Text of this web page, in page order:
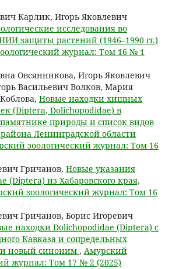
Карлик, Игорь Яковлевич
исследования во
защиты растений (1946–1990 гг.)
журнал: Том 16 № 1
Овсянникова, Игорь Яковлевич
Васильевич Волков, Мария
Новые находки хищных
(Diptera, Dolichopodidae) в
природы и список видов
Ленинградской области
зоологический журнал: Том 16
Гричанов, Новые указания
(Diptera) из Хабаровского края,
зоологический журнал: Том 16
Гричанов, Борис Игоревич
находки Dolichopodidae (Diptera) с
Кавказа и сопредельных
новый синоним , Амурский
журнал: Том 17 № 2 (2025)